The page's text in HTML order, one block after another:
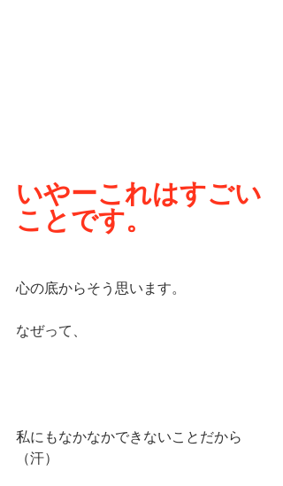
いやーこれはすごい
ことです。
心の底からそう思います。
なぜって、
私にもなかなかできないことだから
（汗）